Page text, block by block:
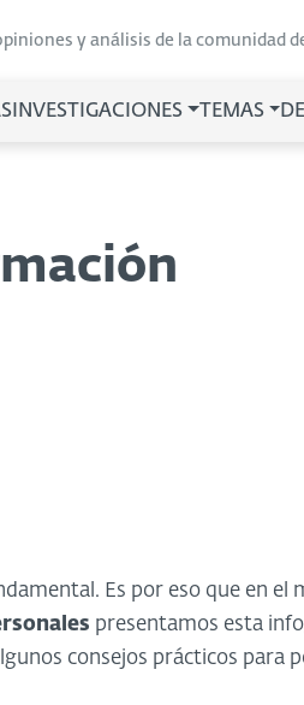
y análisis de la comunidad
INVESTIGACIONES TEMAS
Es por eso que en el
presentamos esta
consejos prácticos para